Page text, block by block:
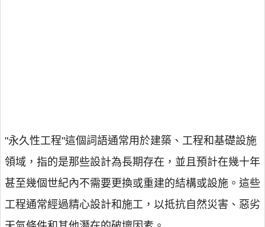
"永久性工程"這個詞語通常用於建築、工程和基礎設施
領域，指的是那些設計為長期存在，並且預計在幾十年
甚至幾個世紀內不需要更換或重建的結構或設施。這些
工程通常經過精心設計和施工，以抵抗自然災害、惡劣